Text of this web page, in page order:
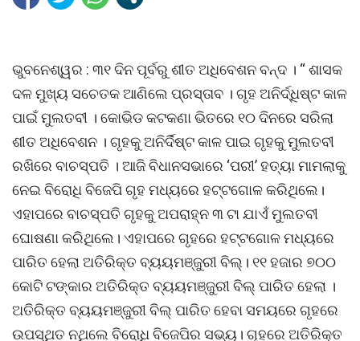
ଭୁବନେଶ୍ୱର : ୩୧ ଦିନ ପୂର୍ବରୁ ଶୀତ ଅଧିବେଶନ ବନ୍ଦ । “ ଶାସକ
ଦଳ ମୁଖ୍ୟ ସଚେତକ ଆଣିଲେ ପ୍ରସ୍ତାବ । ଗୃହ ଅନିର୍ଦ୍ଧିଷ୍ଟ କାଳ
ପାଇଁ ମୁଲତବୀ । କୋଭିଡ କଟକଣା ଭିତରେ ୧୦ ଦିନରେ ସରିଲା
ଶୀତ ଅଧିବେଶନ । ଗୃହକୁ ଅନିର୍ଦିଷ୍ଟ କାଳ ପାଇ ଗୃହକୁ ମୁଲତବୀ
ରଖିରେ ବାଚସ୍ପତି । ଆଜି ବିଧାନସଭାରେ ‘ପରୀ’ ହତ୍ୟା ମାମଲାକୁ
ନେଇ ବିରୋଧି ବିଜେପି ଗୃହ ମଧ୍ୟରେ ହଟ୍ଟଗୋଳ କରିଥିଲେ।
ଏହାପରେ ବାଚସ୍ପତି ଗୃହକୁ ଅପରାହ୍ନ ୩ ଟା ଯାଏଁ ମୁଲତବୀ
ଘୋଷଣା କରିଥିଲେ। ଏହାପରେ ଗୃହରେ ହଟ୍ଟଗୋଳ ମଧ୍ୟରେ
ପାରିତ ହେଲା ଅତିରିକ୍ତ ବ୍ୟୟମଞ୍ଜୁରୀ ବିଲ୍। ୧୧ ହଜାର ୭୦୦
କୋଟି ଟଙ୍କାର ଅତିରିକ୍ତ ବ୍ୟୟମଞ୍ଜୁରୀ ବିଲ୍ ପାରିତ ହେଲା ।
ଅତିରିକ୍ତ ବ୍ୟୟମଞ୍ଜୁରୀ ବିଲ୍ ପାରିତ ହେବା ସମୟରେ ଗୃହରେ
ଉପସ୍ଥିତ ନଥିଲେ ବିରୋଧି ବିଜେପିର ସଭ୍ୟ। ଗୃହରେ ଅତିରିକ୍ତ